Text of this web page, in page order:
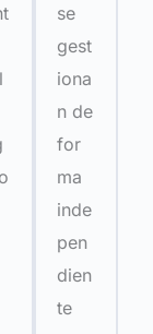
se
gest
iona
n de
for
ma
inde
pen
dien
te